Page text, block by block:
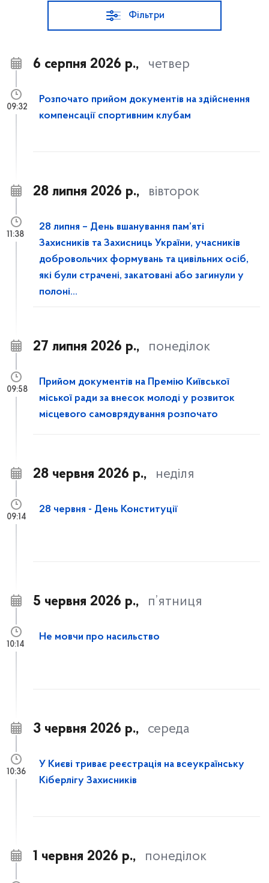
Фільтри
6 серпня 2026 р., четвер
Розпочато прийом документів на здійснення
компенсації спортивним клубам
09:32
28 липня 2026 р., вівторок
28 липня – День вшанування пам’яті
Захисників та Захисниць України, учасників
добровольчих формувань та цивільних осіб,
які були страчені, закатовані або загинули у
полоні...
11:38
27 липня 2026 р., понеділок
Прийом документів на Премію Київської
міської ради за внесок молоді у розвиток
місцевого самоврядування розпочато
09:58
28 червня 2026 р., неділя
28 червня - День Конституції
09:14
5 червня 2026 р., п’ятниця
Не мовчи про насильство
10:14
3 червня 2026 р., середа
У Києві триває реєстрація на всеукраїнську
Кіберлігу Захисників
10:36
1 червня 2026 р., понеділок